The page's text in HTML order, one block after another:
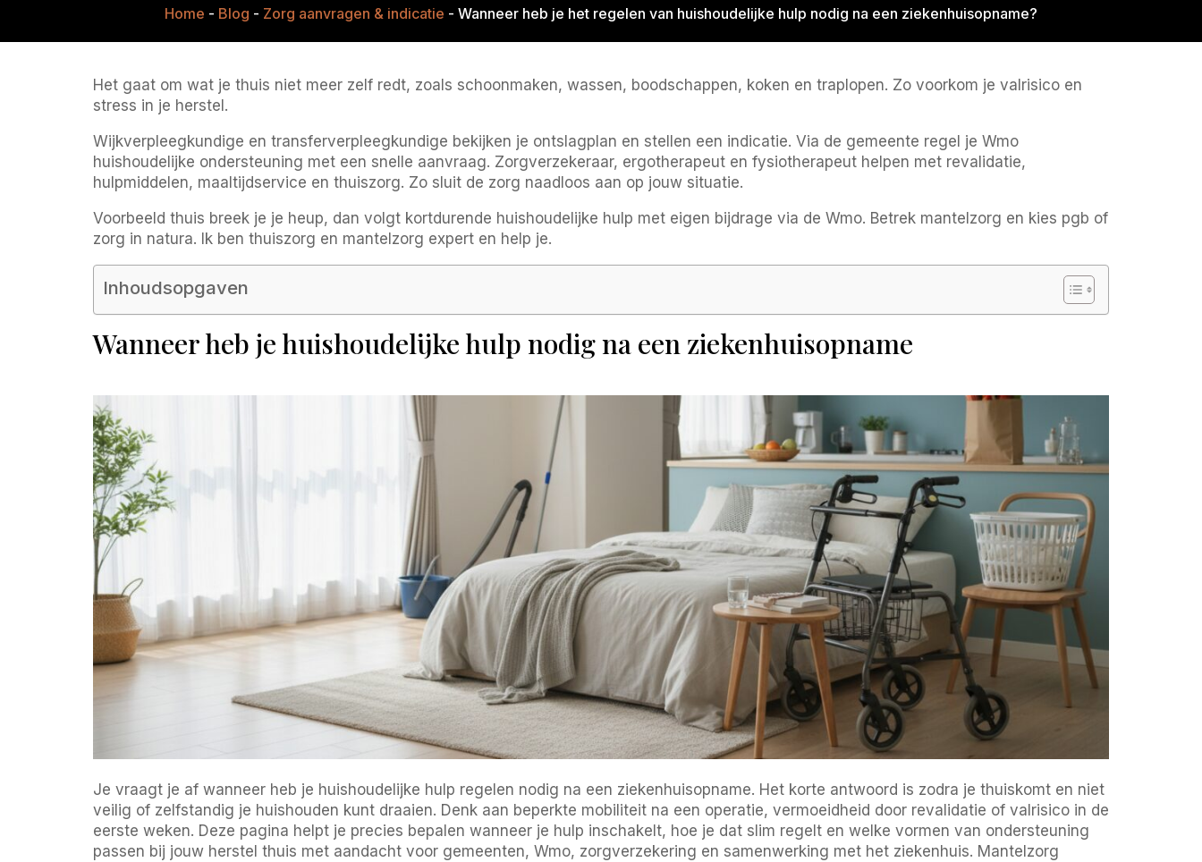
Home - Blog - Zorg aanvragen & indicatie - Wanneer heb je het regelen van huishoudelijke hulp nodig na een ziekenhuisopname?
Het gaat om wat je thuis niet meer zelf redt, zoals schoonmaken, wassen, boodschappen, koken en traplopen. Zo voorkom je valrisico en
stress in je herstel.
Wijkverpleegkundige en transferverpleegkundige bekijken je ontslagplan en stellen een indicatie. Via de gemeente regel je Wmo
huishoudelijke ondersteuning met een snelle aanvraag. Zorgverzekeraar, ergotherapeut en fysiotherapeut helpen met revalidatie,
hulpmiddelen, maaltijdservice en thuiszorg. Zo sluit de zorg naadloos aan op jouw situatie.
Voorbeeld thuis breek je je heup, dan volgt kortdurende huishoudelijke hulp met eigen bijdrage via de Wmo. Betrek mantelzorg en kies pgb of
zorg in natura. Ik ben thuiszorg en mantelzorg expert en help je.
Inhoudsopgaven
Wanneer heb je huishoudelijke hulp nodig na een ziekenhuisopname
Je vraagt je af wanneer heb je huishoudelijke hulp regelen nodig na een ziekenhuisopname. Het korte antwoord is zodra je thuiskomt en niet
veilig of zelfstandig je huishouden kunt draaien. Denk aan beperkte mobiliteit na een operatie, vermoeidheid door revalidatie of valrisico in de
eerste weken. Deze pagina helpt je precies bepalen wanneer je hulp inschakelt, hoe je dat slim regelt en welke vormen van ondersteuning
passen bij jouw herstel thuis met aandacht voor gemeenten, Wmo, zorgverzekering en samenwerking met het ziekenhuis. Mantelzorg